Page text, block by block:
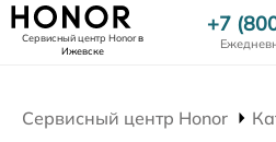
Сервисный центр Honorв
Ижевске
+7
Сервисный центр Honor